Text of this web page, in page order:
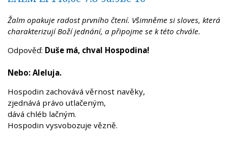
Žalm opakuje radost prvního čtení. Všimněme si sloves, která
charakterizují Boží jednání, a připojme se k této chvále.
Odpověď: Duše má, chval Hospodina!
Nebo: Aleluja.
Hospodin zachovává věrnost navěky,
zjednává právo utlačeným,
dává chléb lačným.
Hospodin vysvobozuje vězně.